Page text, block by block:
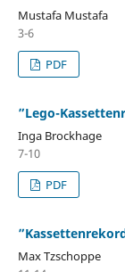
Mustafa Mustafa
3-6
PDF
”Lego-
Inga Brockhage
7-10
PDF
Max Tzschoppe